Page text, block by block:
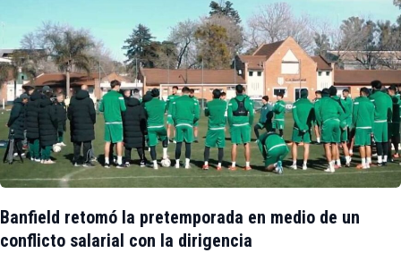
Banfield retomó la pretemporada en medio de un
conflicto salarial con la dirigencia